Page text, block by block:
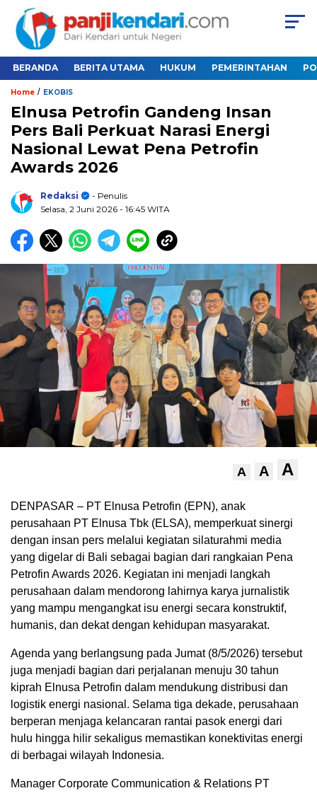
BERANDA BERITA UTAMA HUKUM PEMERINTAHAN
Home / EKOBIS
Elnusa Petrofin Gandeng Insan
Pers Bali Perkuat Narasi Energi
Nasional Lewat Pena Petrofin
Awards 2026
Redaksi
- Penulis
Selasa, 2 Juni 2026 - 16:45 WITA
A A A
DENPASAR – PT Elnusa Petrofin (EPN), anak
perusahaan PT Elnusa Tbk (ELSA), memperkuat sinergi
dengan insan pers melalui kegiatan silaturahmi media
yang digelar di Bali sebagai bagian dari rangkaian Pena
Petrofin Awards 2026. Kegiatan ini menjadi langkah
perusahaan dalam mendorong lahirnya karya jurnalistik
yang mampu mengangkat isu energi secara konstruktif,
humanis, dan dekat dengan kehidupan masyarakat.
Agenda yang berlangsung pada Jumat (8/5/2026) tersebut
juga menjadi bagian dari perjalanan menuju 30 tahun
kiprah Elnusa Petrofin dalam mendukung distribusi dan
logistik energi nasional. Selama tiga dekade, perusahaan
berperan menjaga kelancaran rantai pasok energi dari
hulu hingga hilir sekaligus memastikan konektivitas energi
di berbagai wilayah Indonesia.
Manager Corporate Communication & Relations PT